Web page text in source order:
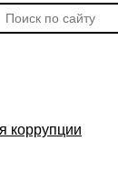
коррупции